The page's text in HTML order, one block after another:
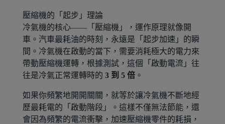
壓縮機的「起步」理論
冷氣機的核心——「壓縮機」，運作原理就像開
車。汽車最耗油的時刻，永遠是「起步加速」的瞬
間。冷氣機在啟動的當下，需要消耗極大的電力來
帶動壓縮機運轉，根據測試，這個「啟動電流」往
往是冷氣正常運轉時的 3 到 5 倍 。
如果你頻繁地開開關關，就等於讓冷氣機不斷地經
歷最耗電的「啟動階段」。這樣不僅無法節能，還
會因為頻繁的電流衝擊，加速壓縮機零件的耗損，